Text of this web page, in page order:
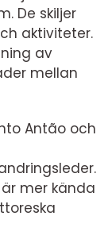
De skiljer
aktiviteter.
av
mellan
Antão och
mer kända